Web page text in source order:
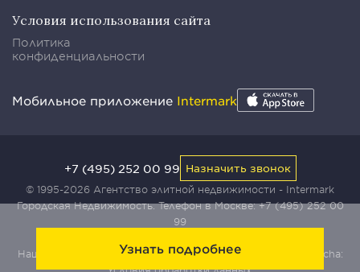
Узнать подробнее
Условия использования сайта
Политика
конфиденциальности
Мобильное приложение Intermark
© 1995-2026 Агентство элитной недвижимости - Intermark
Городская Недвижимость. Телефон в Москве:+7 (495) 252 00
99
Наш сайт защищен с помощью сервиса Yandex SmartCaptcha:
+7 (495) 252 00 99 Назначить звонок